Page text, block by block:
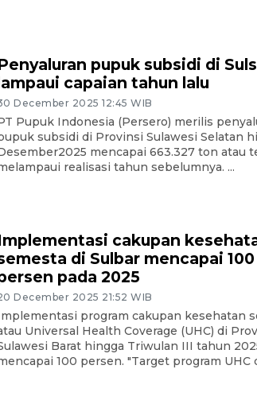
pupuk subsidi di
capaian tahun lalu
December 2025 12:45 WIB
Pupuk Indonesia (Persero) merilis
subsidi di Provinsi Sulawesi Selatan
mencapai 663.327 ton atau
realisasi tahun sebelumnya. ...
cakupan
di Sulbar mencapai 100
pada 2025
December 2025 21:52 WIB
program cakupan kesehatan
Universal Health Coverage (UHC) di
Barat hingga Triwulan III tahun
100 persen. "Target program UHC